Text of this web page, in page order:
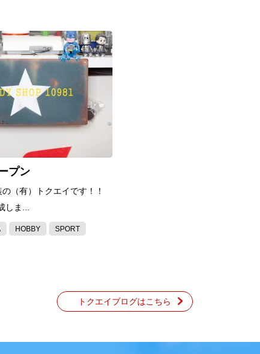
プン
の（有）トクエイです！！
しま...
HOBBY SPORT
トクエイブログはこちら